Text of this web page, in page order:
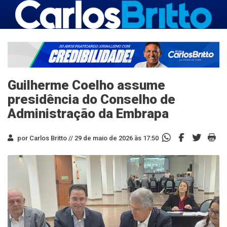
Guilherme Coelho assume
presidência do Conselho de
Administração da Embrapa
por Carlos Britto // 29 de maio de 2026 às 17:50